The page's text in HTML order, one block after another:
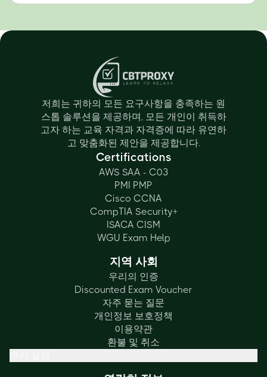
저희는 귀하의 모든 요구사항을 충족하는 원
스톱 솔루션을 제공하며, 모든 개인이 취득하
고자 하는 교육 자격과 자격증에 따라 유연하
고 맞춤화된 제안을 제공합니다.
Certifications
AWS SAA - C03
PMI PMP
Cisco CCNA
CompTIA Security+
ISACA CISM
WGU Exam Help
지역 사회
우리의 인증
Discounted Exam Voucher
자주 묻는 질문
개인정보 보호정책
이용약관
환불 및 취소